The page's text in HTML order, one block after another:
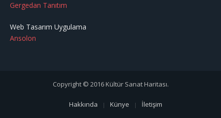
Gergedan Tanıtım
Web Tasarım Uygulama
Ansolon
Copyright © 2016 Kültür Sanat Haritası.
Hakkında Künye İletişim